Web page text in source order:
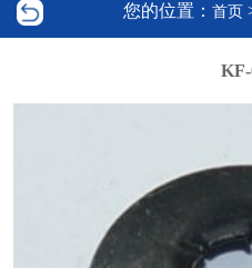
您的位置： 首页
KF-